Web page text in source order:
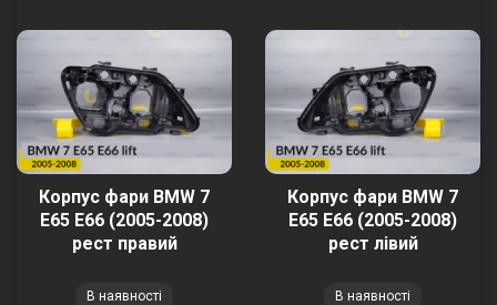
Корпус фари BMW 7
E65 E66 (2005-2008)
рест правий
В наявності
Корпус фари BMW 7
E65 E66 (2005-2008)
рест лівий
В наявності